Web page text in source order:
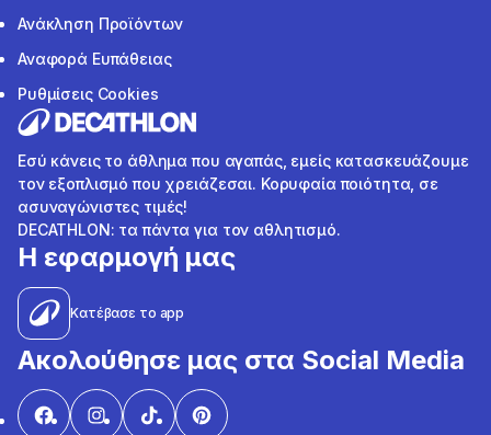
Ανάκληση Προϊόντων
Αναφορά Ευπάθειας
Ρυθμίσεις Cookies
Εσύ κάνεις το άθλημα που αγαπάς, εμείς κατασκευάζουμε
τον εξοπλισμό που χρειάζεσαι. Κορυφαία ποιότητα, σε
ασυναγώνιστες τιμές!
DECATHLON: τα πάντα για τον αθλητισμό.
Η εφαρμογή μας
Κατέβασε το app
Ακολούθησε μας στα Social Media